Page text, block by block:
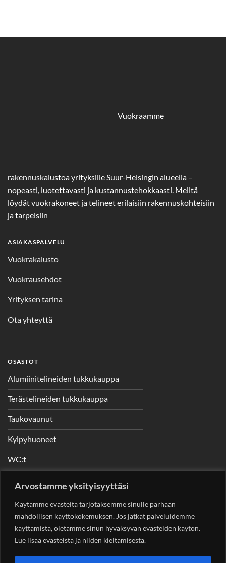
Arvostamme yksityisyyttäsi
Käytämme evästeitä tarjotaksemme sinulle parhaan
mahdollisen käyttökokemuksen. Jos jatkat palveluidemme
käyttämistä, oletamme sinun hyväksyvän evästeiden käytön.
Lue lisää evästeistä ja niiden kieltämisestä.
Vuokraamme
rakennuskalustoa yrityksille Suur-Helsingin alueella –
nopeasti, luotettavasti ja kustannustehokkaasti. Meiltä
löydät vuokrakoneet ja telineet erilaisiin rakennuskohteisiin
ja tarpeisiin
ASIAKASPALVELU
Vuokrakalusto
Vuokrausehdot
Yrityksen tarina
Ota yhteyttä
OSASTOT
Alumiinitelineiden tukkukauppa
Terästelineiden tukkukauppa
Taukovaunut
Kylpyhuoneet
WC:t
Nostimet
YHTEYSTIEDOT
Helsingin Rakennuskonevuokraus OySotungintie 449,